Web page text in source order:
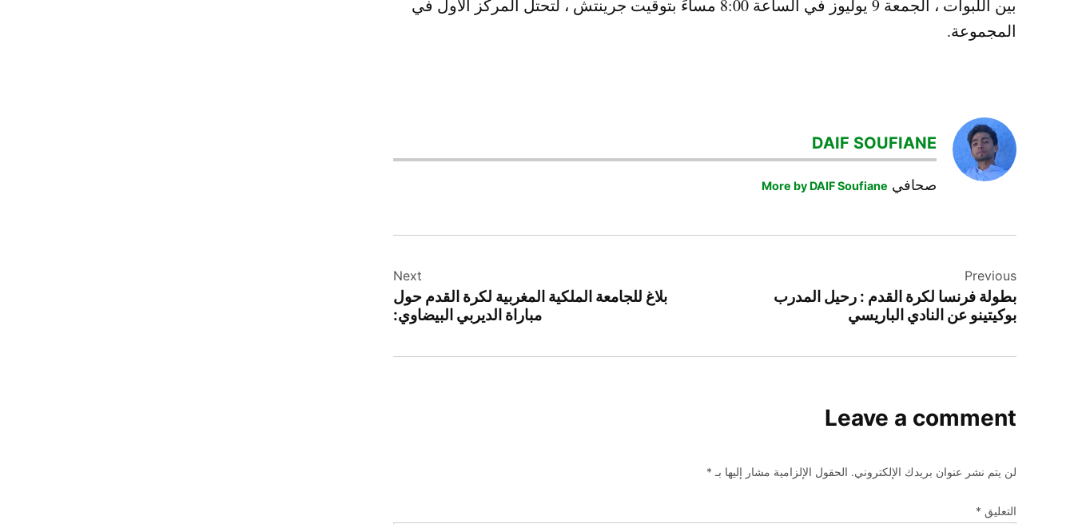
بين اللبوات ، الجمعة 9 يوليوز في الساعة 8:00 مساءً بتوقيت جرينتش ، لتحتل المركز الأول في
المجموعة.
DAIF SOUFIANE
صحافي More by DAIF Soufiane
المقالات
Previous
بطولة فرنسا لكرة القدم : رحيل المدرب
بوكيتينو عن النادي الباريسي
Next
بلاغ للجامعة الملكية المغربية لكرة القدم حول
مباراة الديربي البيضاوي:
Leave a comment
لن يتم نشر عنوان بريدك الإلكتروني. الحقول الإلزامية مشار إليها بـ *
التعليق *